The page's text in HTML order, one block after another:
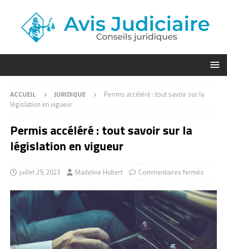
ACCUEIL JURIDIQUE
Permis accéléré : tout savoir sur la
législation en vigueur
Permis accéléré : tout savoir sur la
législation en vigueur
juillet 29, 2023 Madeline Hubert Commentaires fermés